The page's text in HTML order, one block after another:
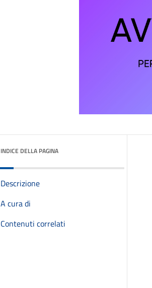
INDICE DELLA PAGINA
Descrizione
A cura di
Contenuti correlati